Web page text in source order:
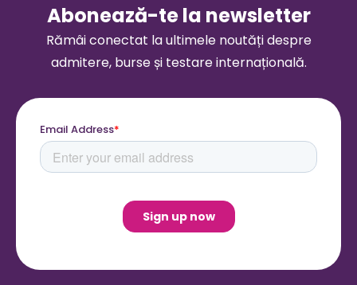
Abonează-te la newsletter
Rămâi conectat la ultimele noutăți despre
admitere, burse și testare internațională.